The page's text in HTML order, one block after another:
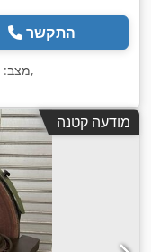
התקשר
מצב:,
מודעה קטנה